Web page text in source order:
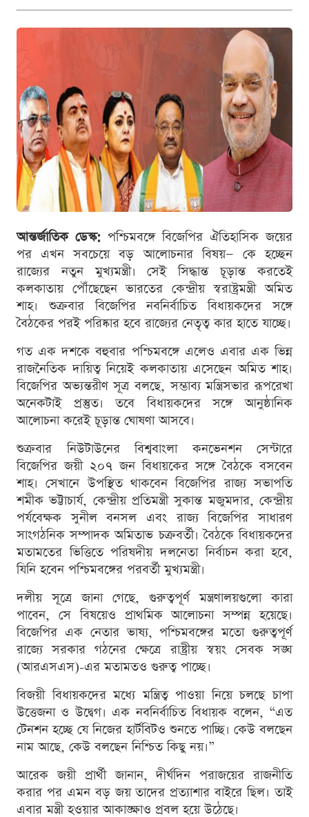
আন্তর্জাতিক ডেস্ক: পশ্চিমবঙ্গে বিজেপির ঐতিহাসিক জয়ের
পর এখন সবচেয়ে বড় আলোচনার বিষয়— কে হচ্ছেন
রাজ্যের নতুন মুখ্যমন্ত্রী। সেই সিদ্ধান্ত চূড়ান্ত করতেই
কলকাতায় পৌঁছেছেন ভারতের কেন্দ্রীয় স্বরাষ্ট্রমন্ত্রী অমিত
শাহ। শুক্রবার বিজেপির নবনির্বাচিত বিধায়কদের সঙ্গে
বৈঠকের পরই পরিষ্কার হবে রাজ্যের নেতৃত্ব কার হাতে যাচ্ছে।
গত এক দশকে বহুবার পশ্চিমবঙ্গে এলেও এবার এক ভিন্ন
রাজনৈতিক দায়িত্ব নিয়েই কলকাতায় এসেছেন অমিত শাহ।
বিজেপির অভ্যন্তরীণ সূত্র বলছে, সম্ভাব্য মন্ত্রিসভার রূপরেখা
অনেকটাই প্রস্তুত। তবে বিধায়কদের সঙ্গে আনুষ্ঠানিক
আলোচনা করেই চূড়ান্ত ঘোষণা আসবে।
শুক্রবার নিউটাউনের বিশ্ববাংলা কনভেনশন সেন্টারে
বিজেপির জয়ী ২০৭ জন বিধায়কের সঙ্গে বৈঠকে বসবেন
শাহ। সেখানে উপস্থিত থাকবেন বিজেপির রাজ্য সভাপতি
শমীক ভট্টাচার্য, কেন্দ্রীয় প্রতিমন্ত্রী সুকান্ত মজুমদার, কেন্দ্রীয়
পর্যবেক্ষক সুনীল বনসল এবং রাজ্য বিজেপির সাধারণ
সাংগঠনিক সম্পাদক অমিতাভ চক্রবর্তী। বৈঠকে বিধায়কদের
মতামতের ভিত্তিতে পরিষদীয় দলনেতা নির্বাচন করা হবে,
যিনি হবেন পশ্চিমবঙ্গের পরবর্তী মুখ্যমন্ত্রী।
দলীয় সূত্রে জানা গেছে, গুরুত্বপূর্ণ মন্ত্রণালয়গুলো কারা
পাবেন, সে বিষয়েও প্রাথমিক আলোচনা সম্পন্ন হয়েছে।
বিজেপির এক নেতার ভাষ্য, পশ্চিমবঙ্গের মতো গুরুত্বপূর্ণ
রাজ্যে সরকার গঠনের ক্ষেত্রে রাষ্ট্রীয় স্বয়ং সেবক সঙ্ঘ
(আরএসএস)-এর মতামতও গুরুত্ব পাচ্ছে।
বিজয়ী বিধায়কদের মধ্যে মন্ত্রিত্ব পাওয়া নিয়ে চলছে চাপা
উত্তেজনা ও উদ্বেগ। এক নবনির্বাচিত বিধায়ক বলেন, “এত
টেনশন হচ্ছে যে নিজের হার্টবিটও শুনতে পাচ্ছি। কেউ বলছেন
নাম আছে, কেউ বলছেন নিশ্চিত কিছু নয়।”
আরেক জয়ী প্রার্থী জানান, দীর্ঘদিন পরাজয়ের রাজনীতি
করার পর এমন বড় জয় তাদের প্রত্যাশার বাইরে ছিল। তাই
এবার মন্ত্রী হওয়ার আকাঙ্ক্ষাও প্রবল হয়ে উঠেছে।